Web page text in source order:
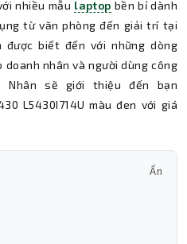
nhiều mẫu laptop bền bỉ dành
từ văn phòng đến giải trí tại
biết đến với những dòng
nhân và người dùng công
Nhân sẽ giới thiệu đến bạn
L5430I714U màu đen với giá
Ẩn